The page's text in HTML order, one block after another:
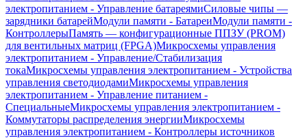
электропитанием - Управление батареямиСиловые чипы —
зарядники батарейМодули памяти - БатареиМодули памяти -
КонтроллерыПамять — конфигурационные ППЗУ (PROM)
для вентильных матриц (FPGA)Микросхемы управления
электропитанием - Управление/Стабилизация
токаМикросхемы управления электропитанием - Устройства
управления светодиодамиМикросхемы управления
электропитанием - Управление питанием -
СпециальныеМикросхемы управления электропитанием -
Коммутаторы распределения энергииМикросхемы
управления электропитанием - Контроллеры источников